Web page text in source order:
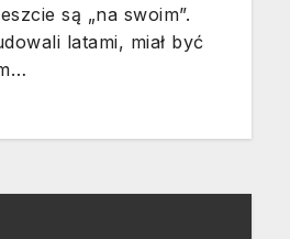
są „na swoim”.
latami, miał być